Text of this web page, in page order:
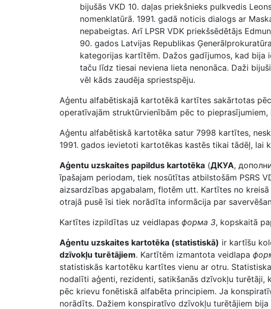
bijušās VKD 10. daļas priekšnieks pulkvedis
nomenklatūrā. 1991. gadā noticis dialogs ar
nepabeigtas. Arī LPSR VDK priekšsēdētājs
90. gados Latvijas Republikas
kategorijas kartītēm. Dažos gadījumos, kad bija
taču līdz tiesai neviena lieta nenonāca. Daži
vēl kāds zaudēja spriestspēju.
Aģentu alfabētiskajā kartotēkā kartītes sakārtotas
operatīvajām struktūrvienībām pēc to pieprasījumiem,
Aģentu alfabētiskā kartotēka satur 7998 kartītes,
1991. gados ievietoti kartotēkas kastēs tikai tādēļ, lai
Aģentu uzskaites papildus kartotēka (ДКУА,
īpašajam periodam, tiek nosūtītas atbilstošām PSRS
aizsardzības apgabalam, flotēm utt. Kartītes no
otrajā pusē īsi tiek norādīta informācija par
Kartītes izpildītas uz veidlapas форма 3, kopskaitā
Aģentu uzskaites kartotēka (statistiskā) ir kartīšu
dzīvokļu turētājiem. Kartītēm izmantota veidlapa
statistiskās kartotēku kartītes vienu ar otru.
nodalīti aģenti, rezidenti, satikšanās dzīvokļu
pēc krievu fonētiskā alfabēta principiem. Ja
norādīts. Dažiem konspiratīvo dzīvokļu turētājiem